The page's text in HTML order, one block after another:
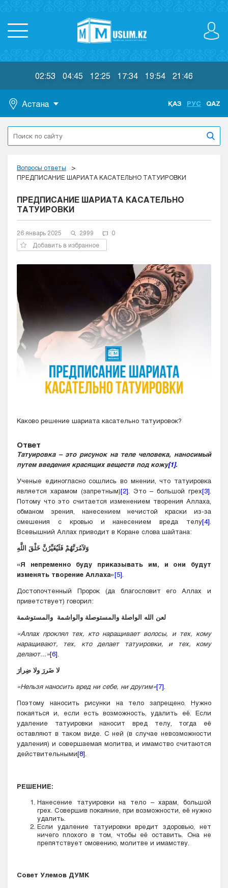
02:53 04:45 12:25 17:34 19:54 21:46
Астана
Астана
Алматы
Актобе
Атырау
Караганда
Кокшетау
Кызылорда
Павлодар
Тараз
Туркестан
Уральск
Усть-Каменогорск
Шымкент
ҚАЗ РУС QAZ
Вопросы ответы
ПРЕДПИСАНИЕ ШАРИАТА КАСАТЕЛЬНО ТАТУИРОВКИ
ПРЕДПИСАНИЕ ШАРИАТА КАСАТЕЛЬНО
ТАТУИРОВКИ
26 январь 2025 2999
0
Добавить в избранное
Каково решение шариата касательно татуировок?
Ответ
Татуировка – это рисунок на теле человека, наносимый
путем введения красящих веществ под кожу[1].
Ученые единогласно сошлись во мнении, что татуировка
является харамом (запретным)[2] . Это – большой грех[3]
Потому что это считается изменением творения Аллаха,
обманом зрения, нанесением нечистой краски из-за
смешения с кровью и нанесением вреда телу[4]
Всевышний Аллах приводит в Коране слова шайтана:
«Я непременно буду приказывать им, и они будут
изменять творение Аллаха»[5]
Достопочтенный Пророк (да благословит его Аллах и
приветствует) говорил:
لعن الله الواصلة والمستوصلة والواشمة والمستوشمة
«Аллах проклял тех, кто наращивает волосы, и тех, кому
наращивают, тех, кто делает татуировки, и тех, кому
делают...»[6]
لا ضَررَ ولا ضِرارَ
«Нельзя наносить вред ни себе, ни другим»[7]
Поэтому наносить рисунки на тело запрещено. Нужно
покаяться и, если есть возможность, удалить её. Если
удаление татуировки наносит вред телу, тогда её
оставляют в таком виде. С ней (в случае невозможности
удаления) и совершаемая молитва, и имамство считаются
действительными[8]
РЕШЕНИЕ:
Нанесение татуировки на тело – харам, большой
грех. Совершив покаяние, при возможности, её нужно
удалить.
Если удаление татуировки вредит здоровью, нет
ничего плохого в том, чтобы её оставить. Она не
препятствует омовению, молитве и имамству.
Совет Улемов ДУМК